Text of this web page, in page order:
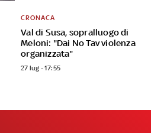
Val di Susa, sopralluogo di
Meloni: "Dai No Tav violenza
organizzata"
CRONACA
27 lug - 17:55